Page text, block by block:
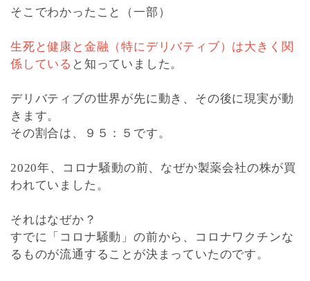
そこでわかったこと（一部）
生死と健康と金融（特にデリバティブ）は大きく関
係している と知っていました。
デリバティブの世界が先に動き、その後に現実が動
きます。
その割合は、９５：５です。
2020年、コロナ騒動の前、なぜか製薬会社の株が買
われていました。
それはなぜか？
すでに「コロナ騒動」の前から、コロナワクチンな
るものが流通することが決まっていたのです。